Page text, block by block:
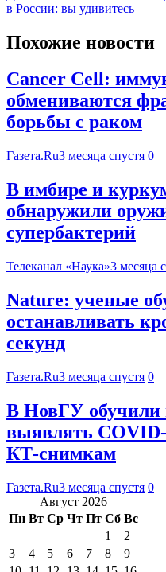
в России: вы удивитесь
Похожие новости
Cancer Cell:
обмениваются
борьбы с раком
Газета.Ru3 месяца спустя 0
В имбире и
обнаружили
супербактерий
Телеканал «Наука»3 месяца
Nature: ученые
останавливать
секунд
Газета.Ru3 месяца спустя 0
В НовГУ обучили
выявлять
КТ-снимкам
Газета.Ru3 месяца спустя 0
Август 2026
Пн Вт Ср Чт Пт Сб Вс
1
2
3
4 5 6 7 8
9